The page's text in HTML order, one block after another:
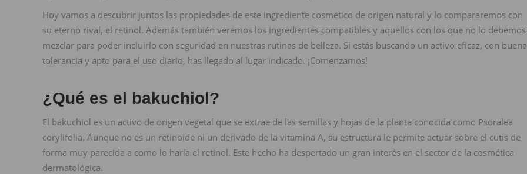
Hoy vamos a descubrir juntos las propiedades de este ingrediente cosmético de origen natural y lo compararemos con
su eterno rival, el retinol. Además también veremos los ingredientes compatibles y aquellos con los que no lo debemos
mezclar para poder incluirlo con seguridad en nuestras rutinas de belleza. Si estás buscando un activo eficaz, con buena
tolerancia y apto para el uso diario, has llegado al lugar indicado. ¡Comenzamos!
¿Qué es el bakuchiol?
El bakuchiol es un activo de origen vegetal que se extrae de las semillas y hojas de la planta conocida como Psoralea
corylifolia. Aunque no es un retinoide ni un derivado de la vitamina A, su estructura le permite actuar sobre el cutis de
forma muy parecida a como lo haría el retinol. Este hecho ha despertado un gran interés en el sector de la cosmética
dermatológica.